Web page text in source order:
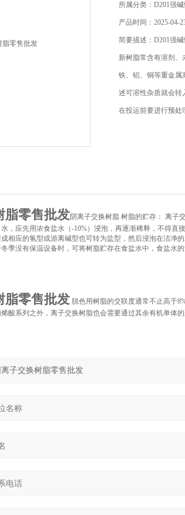
所属分类：D201强
产品时间：2025-04-
简要描述：D201强
新树脂常含有溶剂
铁、铝、铜等重金属
述可溶性杂质就会转
在投运前要进行预处
脂零售批发阴离子交换树脂 树脂的贮存： 离子
，应先用浓食盐水（-10%）浸泡，再逐渐稀释，不得直
相应的氢型或游离碱型也可转为盐型，然后浸泡在洁净
季没有保温设备时，可将树脂贮存在食盐水中，食盐水的
脂零售批发 脱色用树脂的交联度通常不止高于
酸系列之外，离子交换树脂也会需要通过其余有机单体